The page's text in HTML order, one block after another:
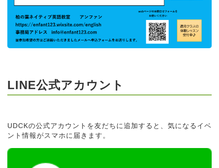
LINE公式アカウント
UDCKの公式アカウントを友だちに追加すると、気になるイベ
ント情報がスマホに届きます。